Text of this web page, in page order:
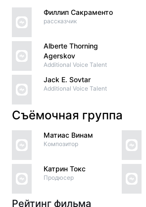
Филлип Сакраменто
рассказчик
Alberte Thorning
Agerskov
Additional Voice Talent
Jack E. Sovtar
Additional Voice Talent
Съёмочная группа
Матиас Винам
Композитор
Катрин Токс
Продюсер
Рейтинг фильма